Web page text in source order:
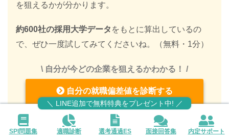
を狙えるかが分かります。
約600社の採用大学データ をもとに算出しているの
で、ぜひ一度試してみてくださいね。（無料・1分）
\ 自分が今どの企業を狙えるかわかる！ /
自分の就職偏差値を診断する
（就職偏差値診断）
SPI問題集 適職診断 選考通過ES 面接回答集 内定サポート
＼ LINE追加で無料特典をプレゼント中! ／